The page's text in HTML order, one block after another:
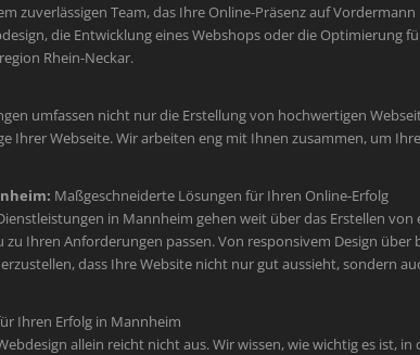
zuverlässigen Team, das Ihre Online-Präsenz auf
die Entwicklung eines Webshops oder die Optimierung
Rhein-Neckar.
umfassen nicht nur die Erstellung von hochwertigen
Ihrer Webseite. Wir arbeiten eng mit Ihnen zusammen, um
Maßgeschneiderte Lösungen für Ihren Online-Erfolg
in Mannheim gehen weit über das Erstellen
zu Ihren Anforderungen passen. Von responsivem Design
dass Ihre Website nicht nur gut aussieht, sondern
Ihren Erfolg in Mannheim
allein reicht nicht aus. Wir wissen, wie wichtig es ist,